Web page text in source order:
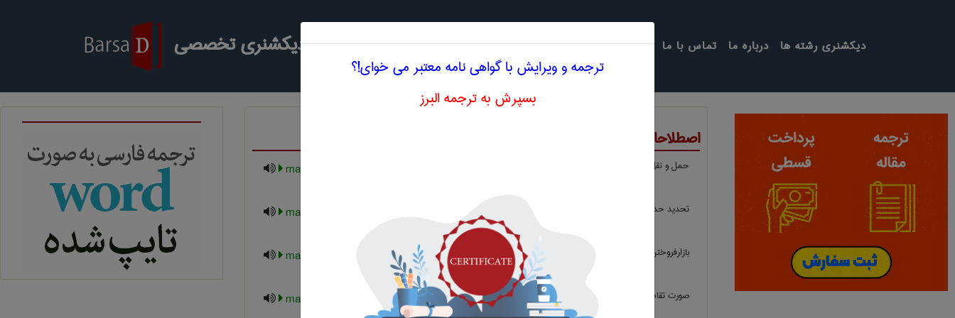
جستجو در دیکشنری تخصصی تماس با ما درباره ما دیکشنری رشته ها
اصطلاحات تخصصی انگلیسی حقوق حرف M
حمل و نقل دریایی maritime transport
تحدید حدود زمین mark out a ground
بازارفروختن market
صورت تقاضاهای خریدار جزء در بازار market demand schedule
ترجمه و ویرایش با گواهی نامه معتبر می خوای!؟
بسپرش به ترجمه البرز